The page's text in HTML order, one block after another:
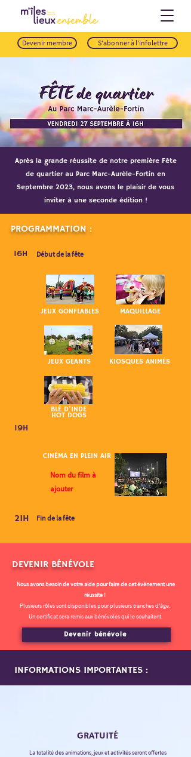
Devenir membre S'abonner à l'infolettre
Après la grande réussite de notre première Fête
de quartier au Parc Marc-Aurèle-Fortin en
Septembre 2023, nous avons le plaisir de vous
inviter à une seconde édition !
PROGRAMMATION :
16H Début de la fête
JEUX GONFLABLES MAQUILLAGE
JEUX GÉANTS KIOSQUES ANIMÉS
19H
BLÉ D'INDE
HOT DOGS
CINÉMA EN PLEIN AIR
Nom du film à
ajouter
21H Fin de la fête
DEVENIR BÉNÉVOLE
Nous avons besoin de votre aide pour faire de cet évènement une
réussite !
Plusieurs rôles sont disponibles pour plusieurs tranches d'âge.
Un certificat sera remis aux bénévoles qui le souhaitent.
Devenir bénévole
INFORMATIONS IMPORTANTES :
GRATUITÉ
La totalité des animations, jeux et activités seront offertes